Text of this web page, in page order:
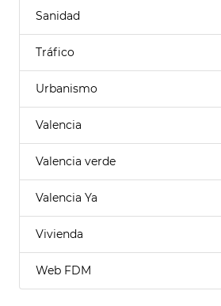
Sanidad
Tráfico
Urbanismo
Valencia
Valencia verde
Valencia Ya
Vivienda
Web FDM